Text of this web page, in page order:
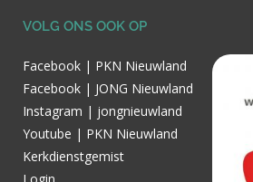
VOLG ONS OOK OP
Facebook | PKN Nieuwland
Facebook | JONG Nieuwland
Instagram | jongnieuwland
Youtube | PKN Nieuwland
Kerkdienstgemist